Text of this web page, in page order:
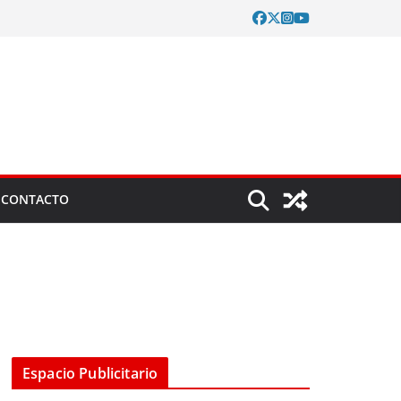
CONTACTO
Espacio Publicitario